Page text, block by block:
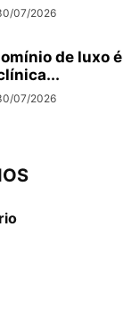
07/2026
de luxo é
07/2026